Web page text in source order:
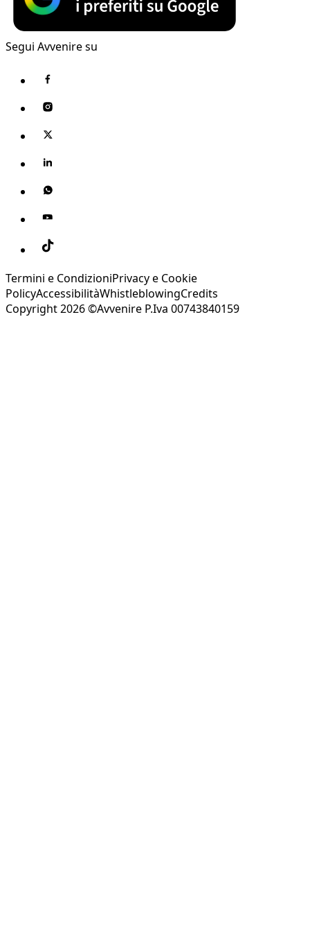
Segui Avvenire su
Termini e CondizioniPrivacy e Cookie
PolicyAccessibilitàWhistleblowingCredits
Copyright 2026 ©Avvenire P.Iva 00743840159